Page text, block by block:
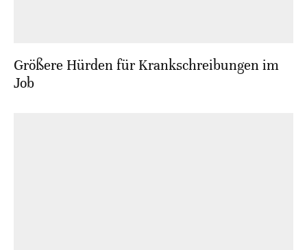
Größere Hürden für Krankschreibungen im
Job